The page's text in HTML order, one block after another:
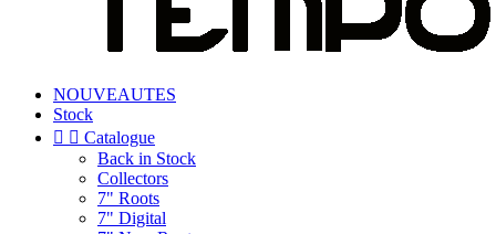
NOUVEAUTES
Stock
  Catalogue
Back in Stock
Collectors
7" Roots
7" Digital